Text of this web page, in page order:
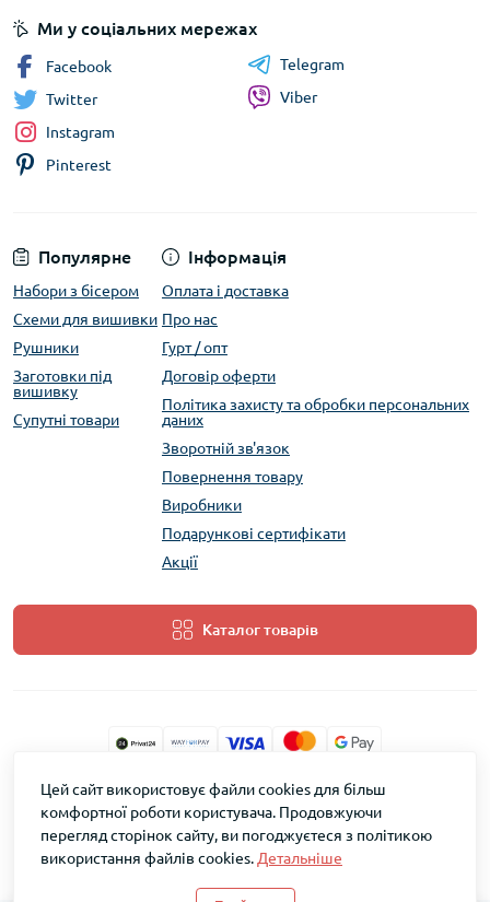
Популярне
Набори з бісером
Схеми для вишивки
Рушники
Заготовки під
вишивку
Супутні товари
Інформація
Оплата і доставка
Про нас
Гурт / опт
Договір оферти
Політика захисту та обробки персональних
даних
Зворотній зв'язок
Повернення товару
Виробники
Подарункові сертифікати
Акції
Каталог товарів
Ми у соціальних мережах
Facebook
Twitter
Instagram
Pinterest
Telegram
Viber
ТМ Скарб © 2026
Цей сайт використовує файли cookies для більш
комфортної роботи користувача. Продовжуючи
перегляд сторінок сайту, ви погоджуєтеся з політикою
використання файлів cookies. Детальніше